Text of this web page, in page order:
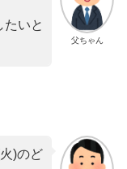
父ちゃん
いと
)のど